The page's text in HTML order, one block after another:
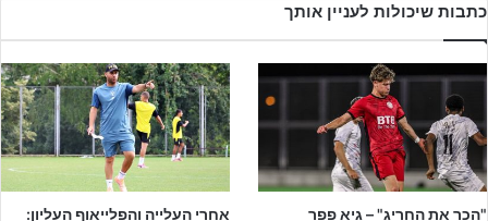
כתבות שיכולות לעניין אותך
"הכר את החריג" – גיא פפר
אחרי העלייה והפלייאוף העליון: